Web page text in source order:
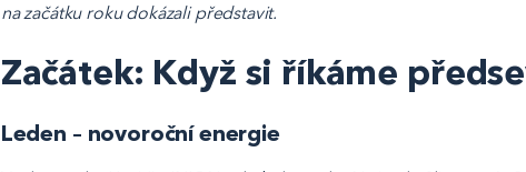
na začátku roku dokázali představit.
Začátek: Když si říkáme
Leden – novoroční energie